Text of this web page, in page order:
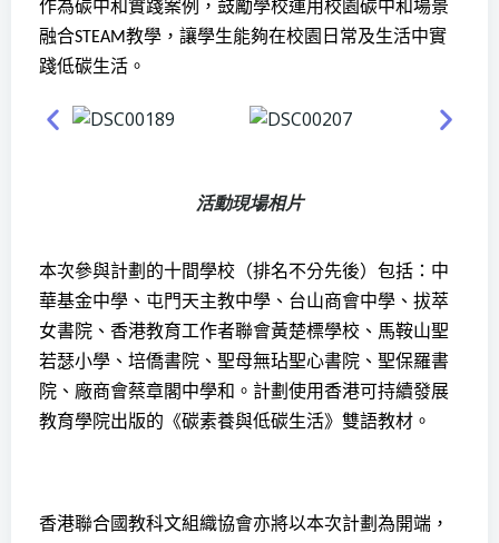
作為碳中和實踐案例，鼓勵學校運用校園碳中和場景
融合STEAM教學，讓學生能夠在校園日常及生活中實
踐低碳生活。
活動現場相片
本次參與計劃的十間學校（排名不分先後）包括：中
華基金中學、屯門天主教中學、台山商會中學、拔萃
女書院、香港教育工作者聯會黃楚標學校、馬鞍山聖
若瑟小學、培僑書院、聖母無玷聖心書院、聖保羅書
院、廠商會蔡章閣中學和。計劃使用香港可持續發展
教育學院出版的《碳素養與低碳生活》雙語教材。
香港聯合國教科文組織協會亦將以本次計劃為開端，